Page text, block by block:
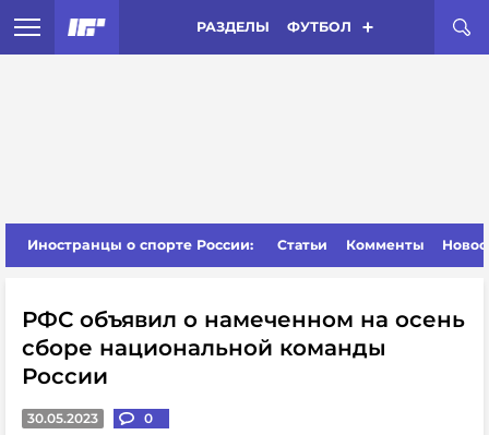
РАЗДЕЛЫ ФУТБОЛ
Иностранцы о спорте России: Статьи Комменты
РФС объявил о намеченном на осень
сборе национальной команды
России
30.05.2023 0